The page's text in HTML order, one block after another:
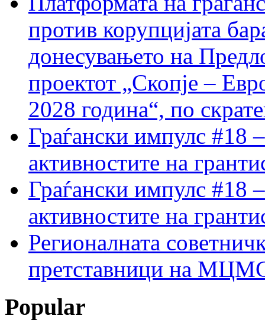
против корупцијата
донесувањето на
проектот „Скопје –
2028 година“, по
Граѓански импулс #18
активностите на
Граѓански импулс #18
активностите на
Регионалната
претставници на МЦМС
Popular